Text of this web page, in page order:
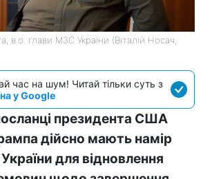
в.о. глави МЗС України (Віталій Носач,
час на шум! Читай тільки суть з
у Google
президента США
дійсно мають намір
для відновлення